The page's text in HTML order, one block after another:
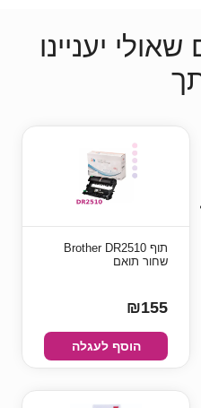
יעניינו
תוף Brother DR2510
שחור תואם
₪155
הוסף לעגלה